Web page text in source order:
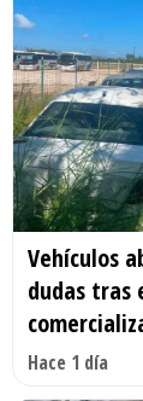
Vehículos
dudas tras
Hace 1 día